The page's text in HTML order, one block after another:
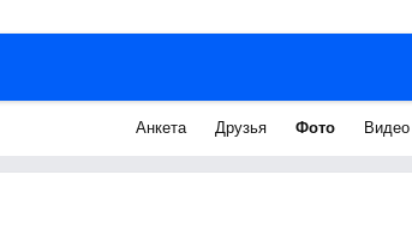
Анкета Друзья Фото Видео